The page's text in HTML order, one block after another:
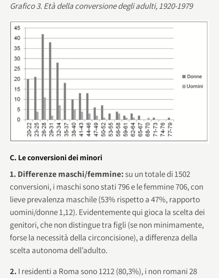
Grafico 3. Età della conversione degli adulti, 1920-1979
C. Le conversioni dei minori
1. Differenze maschi/femmine:su un totale di 1502
conversioni, i maschi sono stati 796 e le femmine 706, con
lieve prevalenza maschile (53% rispetto a 47%, rapporto
uomini/donne 1,12). Evidentemente qui gioca la scelta dei
genitori, che non distingue tra figli (se non minimamente,
forse la necessità della circoncisione), a differenza della
scelta autonoma dell’adulto.
2. I residenti a Roma sono 1212 (80,3%), i non romani 28